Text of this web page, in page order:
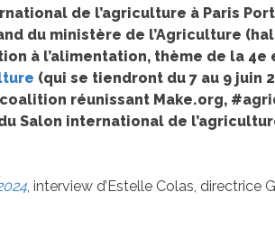
de l’agriculture à Paris
du ministère de l’Agriculture
à l’alimentation, thème de la 4e
(qui se tiendront du 7 au 9 juin
réunissant Make.org,
Salon international de
, interview d’Estelle Colas, directrice